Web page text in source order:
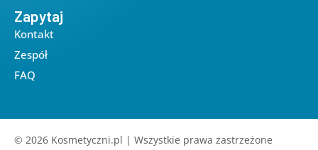
Zapytaj
Kontakt
Zespół
FAQ
© 2026 Kosmetyczni.pl | Wszystkie prawa zastrzeżone